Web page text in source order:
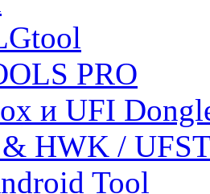
PRO
и UFI
HWK /
Tool